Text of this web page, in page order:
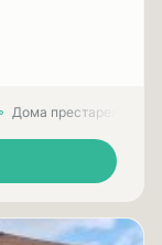
Дома престарелых